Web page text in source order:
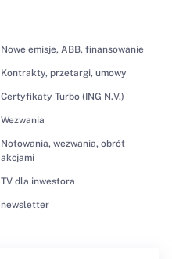
Nowe emisje, ABB, finansowanie
Kontrakty, przetargi, umowy
Certyfikaty Turbo (ING N.V.)
Wezwania
Notowania, wezwania, obrót
akcjami
TV dla inwestora
newsletter